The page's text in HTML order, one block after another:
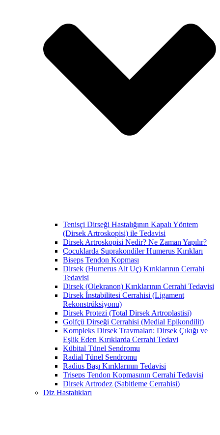
Tenisçi Dirseği Hastalığının Kapalı Yöntem
(Dirsek Artroskopisi) ile Tedavisi
Dirsek Artroskopisi Nedir? Ne Zaman Yapılır?
Çocuklarda Suprakondiler Humerus Kırıkları
Biseps Tendon Kopması
Dirsek (Humerus Alt Uç) Kırıklarının Cerrahi
Tedavisi
Dirsek (Olekranon) Kırıklarının Cerrahi Tedavisi
Dirsek İnstabilitesi Cerrahisi (Ligament
Rekonstrüksiyonu)
Dirsek Protezi (Total Dirsek Artroplastisi)
Golfçü Dirseği Cerrahisi (Medial Epikondilit)
Kompleks Dirsek Travmaları: Dirsek Çıkığı ve
Eşlik Eden Kırıklarda Cerrahi Tedavi
Kübital Tünel Sendromu
Radial Tünel Sendromu
Radius Başı Kırıklarının Tedavisi
Triseps Tendon Kopmasının Cerrahi Tedavisi
Dirsek Artrodez (Sabitleme Cerrahisi)
Diz Hastalıkları